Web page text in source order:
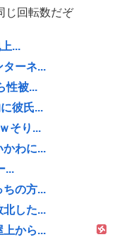
じ回転数だぞ
...
ターネ...
性被...
彼氏...
そり...
かわに...
...
ちの方...
北した...
から...